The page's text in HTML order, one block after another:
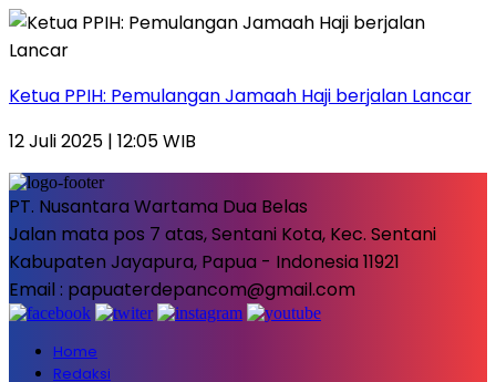
Ketua PPIH: Pemulangan Jamaah Haji berjalan Lancar
12 Juli 2025 | 12:05 WIB
PT. Nusantara Wartama Dua Belas
Jalan mata pos 7 atas, Sentani Kota, Kec. Sentani
Kabupaten Jayapura, Papua - Indonesia 11921
Email : papuaterdepancom@gmail.com
Home
Redaksi